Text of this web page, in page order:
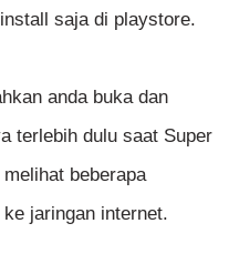
saja di playstore.
anda buka dan
terlebih dulu saat Super
beberapa
jaringan internet.